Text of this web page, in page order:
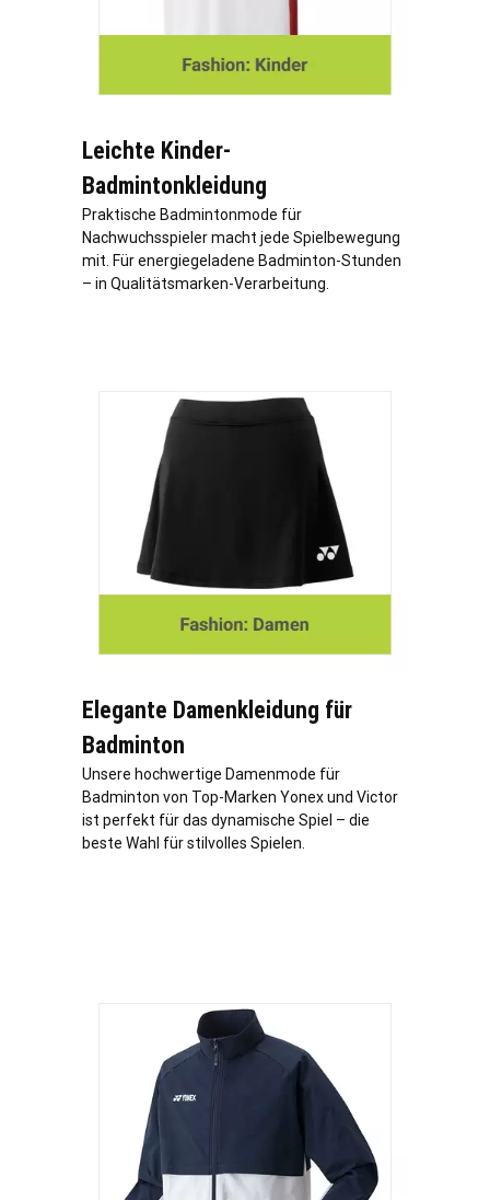
Leichte Kinder-
Badmintonkleidung
Praktische Badmintonmode für
Nachwuchsspieler macht jede Spielbewegung
mit. Für energiegeladene Badminton-Stunden
– in Qualitätsmarken-Verarbeitung.
Elegante Damenkleidung für
Badminton
Unsere hochwertige Damenmode für
Badminton von Top-Marken Yonex und Victor
ist perfekt für das dynamische Spiel – die
beste Wahl für stilvolles Spielen.